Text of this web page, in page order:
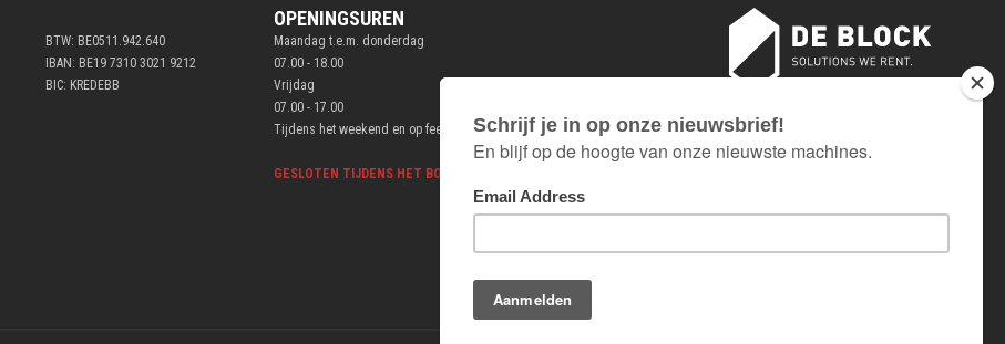
BTW: BE0511.942.640
IBAN: BE19 7310 3021 9212
BIC: KREDEBB
OPENINGSUREN
Maandag t.e.m. donderdag
07.00 - 18.00
Vrijdag
07.00 - 17.00
Tijdens het weekend en op feestdagen gesloten
GESLOTEN TIJDENS HET BOUWVERLOF VAN 18 TOT EN MET 26 JULI.